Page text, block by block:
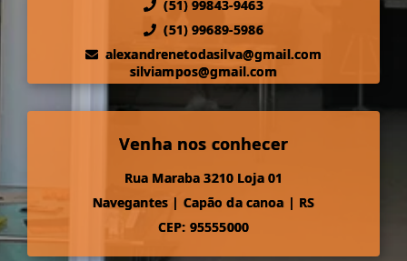
(51) 99843-9463
(51) 99689-5986
alexandrenetodasilva@gmail.com
silviampos@gmail.com
Venha nos conhecer
Rua Maraba 3210 Loja 01
Navegantes | Capão da canoa | RS
CEP: 95555000